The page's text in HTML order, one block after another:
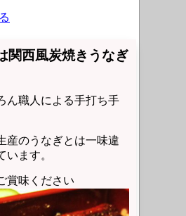
関西風炭焼きうなぎ
ん職人による手打ち手
産のうなぎとは一味違
います。
賞味ください